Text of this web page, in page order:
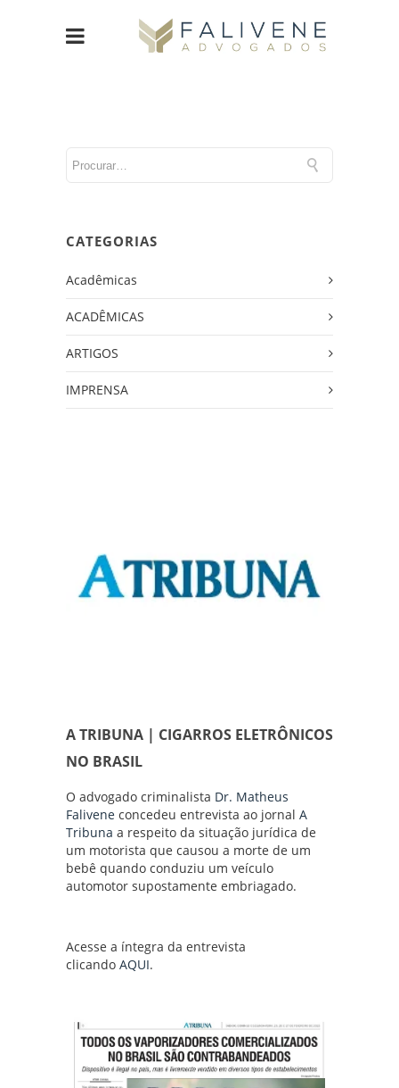
CATEGORIAS
Acadêmicas
ACADÊMICAS
ARTIGOS
IMPRENSA
A TRIBUNA | CIGARROS ELETRÔNICOS
NO BRASIL
O advogado criminalista Dr. Matheus
Falivene concedeu entrevista ao jornal A
Tribuna a respeito da situação jurídica de
um motorista que causou a morte de um
bebê quando conduziu um veículo
automotor supostamente embriagado.
Acesse a íntegra da entrevista
clicando AQUI.